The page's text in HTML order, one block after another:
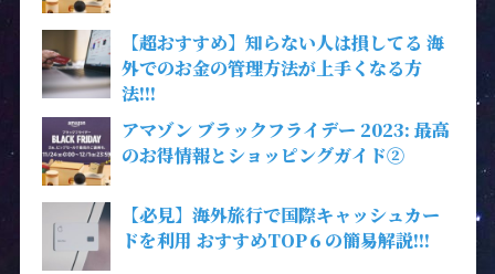
【超おすすめ】知らない人は損してる 海
外でのお金の管理方法が上手くなる方
法!!!
アマゾン ブラックフライデー 2023: 最高
のお得情報とショッピングガイド②
【必見】海外旅行で国際キャッシュカー
ドを利用 おすすめTOP６の簡易解説!!!